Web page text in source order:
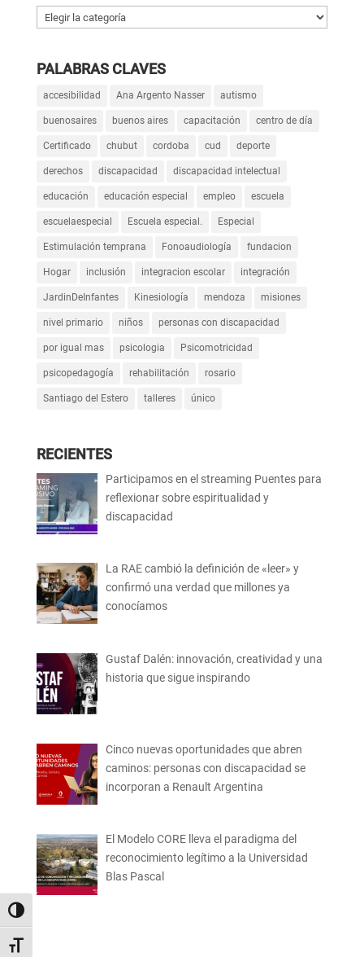
Alternar alto contraste
Alternar tamaño de letra
Categorías
PALABRAS CLAVES
accesibilidad Ana Argento Nasser autismo
buenosaires buenos aires capacitación centro de día
Certificado chubut cordoba cud deporte
derechos discapacidad discapacidad intelectual
educación educación especial empleo escuela
escuelaespecial Escuela especial. Especial
Estimulación temprana Fonoaudiología fundacion
Hogar inclusión integracion escolar integración
JardinDeInfantes Kinesiología mendoza misiones
nivel primario niños personas con discapacidad
por igual mas psicologia Psicomotricidad
psicopedagogía rehabilitación rosario
Santiago del Estero talleres único
RECIENTES
Participamos en el streaming Puentes para
reflexionar sobre espiritualidad y
discapacidad
La RAE cambió la definición de «leer» y
confirmó una verdad que millones ya
conocíamos
Gustaf Dalén: innovación, creatividad y una
historia que sigue inspirando
Cinco nuevas oportunidades que abren
caminos: personas con discapacidad se
incorporan a Renault Argentina
El Modelo CORE lleva el paradigma del
reconocimiento legítimo a la Universidad
Blas Pascal